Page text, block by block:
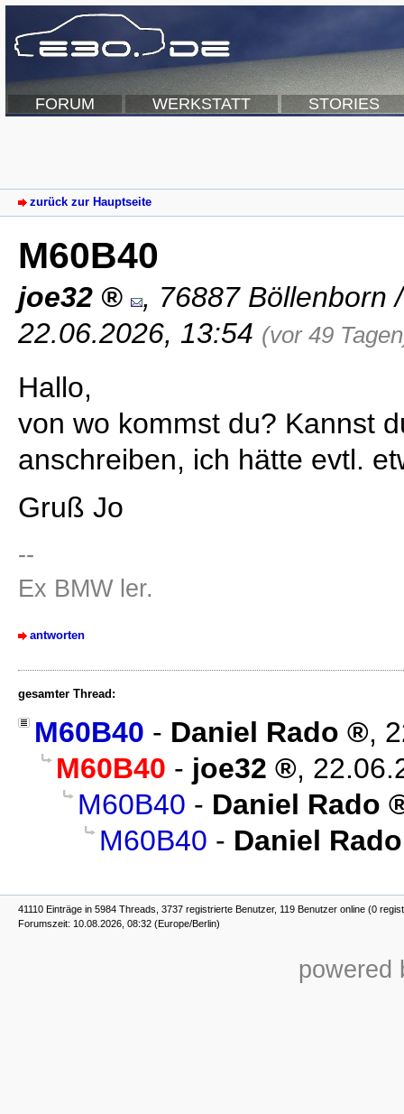
FORUM WERKSTATT STORIES
zurück zur Hauptseite
M60B40
joe32 , 76887 Böllenborn
22.06.2026, 13:54 (vor 49
Hallo,
von wo kommst du? Kannst
anschreiben, ich hätte evtl.
Gruß Jo
--
Ex BMW ler.
antworten
gesamter Thread:
M60B40 - Daniel Rado ,
M60B40 - joe32 ,
M60B40 - Daniel Rado
M60B40 - Daniel Rado
41110 Einträge in 5984 Threads, 3737 registrierte Benutzer, 119 Benutzer online (0
Forumszeit: 10.08.2026, 08:32 (Europe/Berlin)
powered